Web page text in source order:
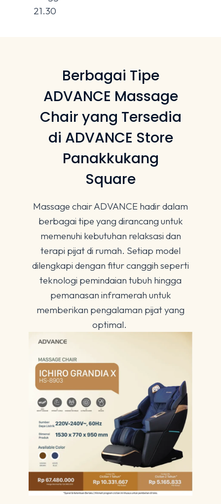
21.30
Berbagai Tipe
ADVANCE Massage
Chair yang Tersedia
di ADVANCE Store
Panakkukang
Square
Massage chair ADVANCE hadir dalam
berbagai tipe yang dirancang untuk
memenuhi kebutuhan relaksasi dan
terapi pijat di rumah. Setiap model
dilengkapi dengan fitur canggih seperti
teknologi pemindaian tubuh hingga
pemanasan inframerah untuk
memberikan pengalaman pijat yang
optimal.